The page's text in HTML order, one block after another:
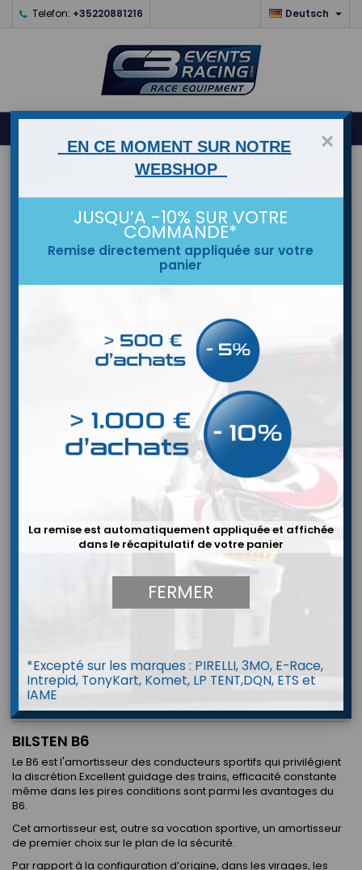
Telefon: +35220881216 Deutsch 
0
Amortisseurs BILSTEIN Escort RS2000
BILSTEN B6
Le B6 est l'amortisseur des conducteurs sportifs qui privilégient
la discrétion.Excellent guidage des trains, efficacité constante
même dans les pires conditions sont parmi les avantages du
B6.
Cet amortisseur est, outre sa vocation sportive, un amortisseur
de premier choix sur le plan de la sécurité.
Par rapport à la configuration d’origine, dans les virages, les
×
EN CE MOMENT SUR NOTRE
WEBSHOP
JUSQU’A -10% SUR VOTRE
COMMANDE*
Remise directement appliquée sur votre
panier
La remise est automatiquement appliquée et affichée
dans le récapitulatif de votre panier
FERMER
*Excepté sur les marques : PIRELLI, 3MO, E-Race,
Intrepid, TonyKart, Komet, LP TENT,DQN, ETS et
IAME